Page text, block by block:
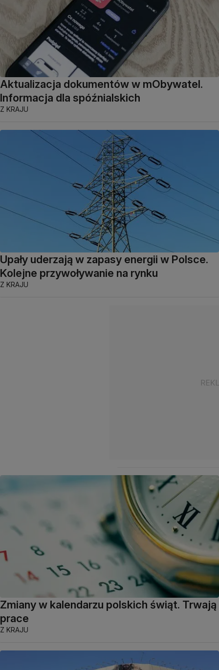
Aktualizacja dokumentów w mObywatel.
Informacja dla spóźnialskich
Z KRAJU
Upały uderzają w zapasy energii w Polsce.
Kolejne przywoływanie na rynku
Z KRAJU
Zmiany w kalendarzu polskich świąt. Trwają
prace
Z KRAJU